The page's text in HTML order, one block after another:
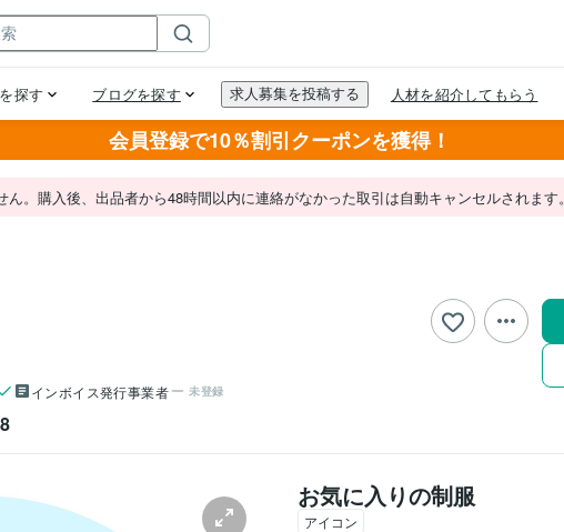
会員登録で10％割引クーポンを獲得！
。購入後、出品者から48時間以内に連絡がなかった取引は自動キャンセルされます。
インボイス発行事業者 未登録
8
お気に入りの制服
アイコン